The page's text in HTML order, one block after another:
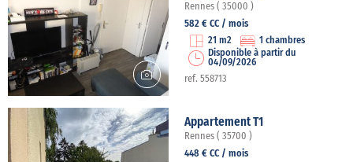
Rennes ( 35000 )
582 € CC / mois
21 m2
1 chambres
Disponible à partir du
04/09/2026
ref. 558713
Appartement T1
Rennes ( 35700 )
448 € CC / mois